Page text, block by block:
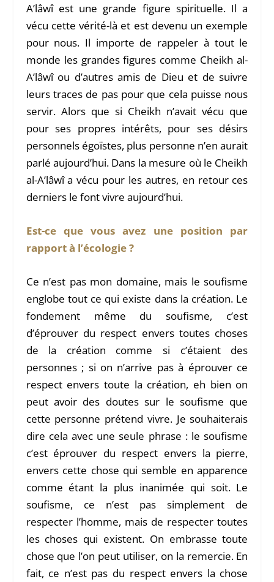
A’lâwî est une grande figure spirituelle. Il a
vécu cette vérité-là et est devenu un exemple
pour nous. Il importe de rappeler à tout le
monde les grandes figures comme Cheikh al-
A’lâwî ou d’autres amis de Dieu et de suivre
leurs traces de pas pour que cela puisse nous
servir. Alors que si Cheikh n’avait vécu que
pour ses propres intérêts, pour ses désirs
personnels égoïstes, plus personne n’en aurait
parlé aujourd’hui. Dans la mesure où le Cheikh
al-A’lâwî a vécu pour les autres, en retour ces
derniers le font vivre aujourd’hui.
Est-ce que vous avez une position par
rapport à l’écologie ?
Ce n’est pas mon domaine, mais le soufisme
englobe tout ce qui existe dans la création. Le
fondement même du soufisme, c’est
d’éprouver du respect envers toutes choses
de la création comme si c’étaient des
personnes ; si on n’arrive pas à éprouver ce
respect envers toute la création, eh bien on
peut avoir des doutes sur le soufisme que
cette personne prétend vivre. Je souhaiterais
dire cela avec une seule phrase : le soufisme
c’est éprouver du respect envers la pierre,
envers cette chose qui semble en apparence
comme étant la plus inanimée qui soit. Le
soufisme, ce n’est pas simplement de
respecter l’homme, mais de respecter toutes
les choses qui existent. On embrasse toute
chose que l’on peut utiliser, on la remercie. En
fait, ce n’est pas du respect envers la chose